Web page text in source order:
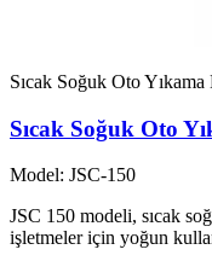
Sıcak Soğuk Oto
Sıcak Soğuk Oto
Model: JSC-150
JSC 150 modeli, sıcak
işletmeler için yoğun